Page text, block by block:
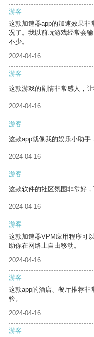
游客
这款加速器app的加速效果非
况了。我以前玩游戏经常会
不少。
2024-04-16
游客
这款游戏的剧情非常感人，让
2024-04-16
游客
这款app就像我的娱乐小助手
2024-04-16
游客
这款软件的社区氛围非常好
2024-04-16
游客
这款加速器VPM应用程序可
助你在网络上自由移动。
2024-04-16
游客
这款app的酒店、餐厅推荐非
验。
2024-04-16
游客